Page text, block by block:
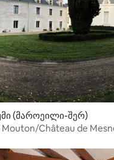
(მაროეილი-შერ)
Mouton/Château de